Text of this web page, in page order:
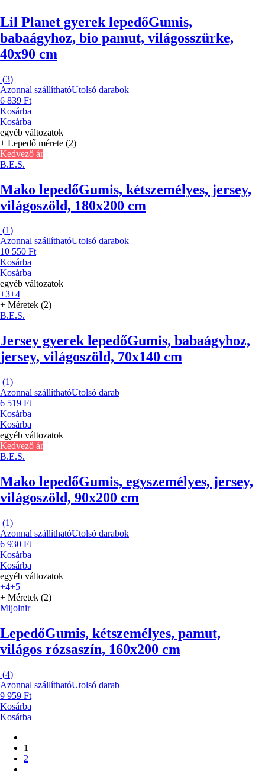
Lil Planet gyerek lepedőGumis,
babaágyhoz, bio pamut, világosszürke,
40x90 cm
(3)
Azonnal szállíthatóUtolsó darabok
6 839 Ft
Kosárba
Kosárba
egyéb változatok
+ Lepedő mérete (2)
Kedvező ár
B.E.S.
Mako lepedőGumis, kétszemélyes, jersey,
világoszöld, 180x200 cm
(1)
Azonnal szállíthatóUtolsó darabok
10 550 Ft
Kosárba
Kosárba
egyéb változatok
+3+4
+ Méretek (2)
B.E.S.
Jersey gyerek lepedőGumis, babaágyhoz,
jersey, világoszöld, 70x140 cm
(1)
Azonnal szállíthatóUtolsó darab
6 519 Ft
Kosárba
Kosárba
egyéb változatok
Kedvező ár
B.E.S.
Mako lepedőGumis, egyszemélyes, jersey,
világoszöld, 90x200 cm
(1)
Azonnal szállíthatóUtolsó darabok
6 930 Ft
Kosárba
Kosárba
egyéb változatok
+4+5
+ Méretek (2)
Mijolnir
LepedőGumis, kétszemélyes, pamut,
világos rózsaszín, 160x200 cm
(4)
Azonnal szállíthatóUtolsó darab
9 959 Ft
Kosárba
Kosárba
1
2